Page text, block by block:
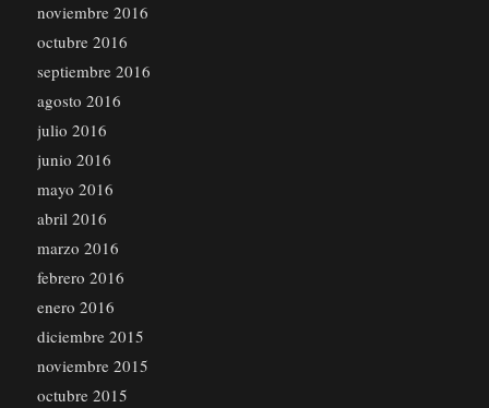
noviembre 2016
octubre 2016
septiembre 2016
agosto 2016
julio 2016
junio 2016
mayo 2016
abril 2016
marzo 2016
febrero 2016
enero 2016
diciembre 2015
noviembre 2015
octubre 2015